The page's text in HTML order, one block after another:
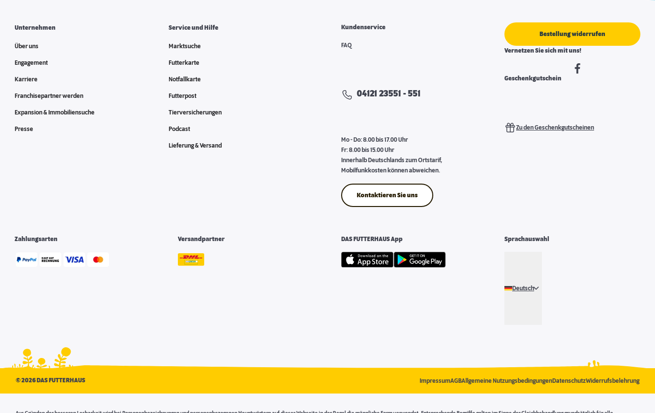
DAS FUTTERHAUS-Leer 6598,90 km
26789 Leer
26409 Wittmund
DAS FUTTERHAUS-Kevelaer
Feldstraße 73
Unternehmen
Über uns
Engagement
Karriere
Franchisepartner werden
Expansion & Immobiliensuche
Presse
Service und Hilfe
Marktsuche
Futterkarte
Notfallkarte
Futterpost
Tierversicherungen
Podcast
Lieferung & Versand
Kundenservice
FAQ
04121 23551 - 551
Mo - Do: 8.00 bis 17.00 Uhr
Fr: 8.00 bis 15.00 Uhr
Innerhalb Deutschlands zum Ortstarif,
Mobilfunkkosten können abweichen.
Kontaktieren Sie uns
Bestellung widerrufen
Vernetzen Sie sich mit uns!
Geschenkgutschein
Zu den Geschenkgutscheinen
Zahlungsarten Versandpartner DAS FUTTERHAUS App Sprachauswahl
Deutsch
©2026 DAS FUTTERHAUS ImpressumAGBAllgemeine NutzungsbedingungenDatenschutzWiderrufsbelehrung